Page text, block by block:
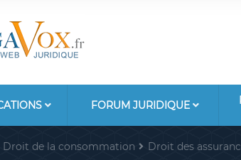
FORUM JURIDIQUE
Droit de la consommation Droit des